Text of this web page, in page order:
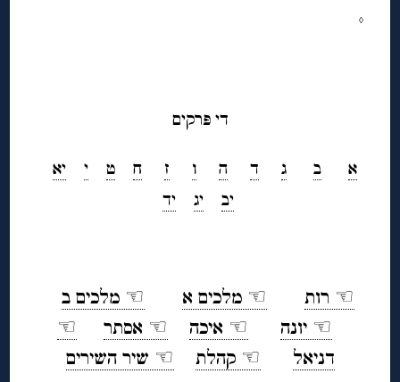
◊
די פּרקים
א ב ג ד ה ו ז ח ט י
יא
יב
יג יד
☜ רות ☜ מלכים א
☜ מלכים ב
☜ יונה
☜ איכה ☜ אסתר
☜
דניאל
☜ קהלת ☜ שיר השירים